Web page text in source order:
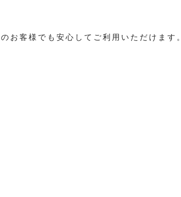
お客様でも安心してご利用いただけます。